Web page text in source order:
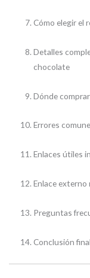
Cómo elegir el
Detalles
chocolate
Dónde
Errores
Enlaces útiles
Enlace externo
Preguntas
Conclusión final